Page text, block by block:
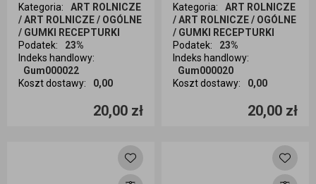
Kategoria:
ART ROLNICZE
/ ART ROLNICZE / OGÓLNE
/ GUMKI RECEPTURKI
Podatek:
23%
Indeks handlowy:
Gum000022
Koszt dostawy: 0,00
20,00 zł
Jednostka
Ilość sztuk
Kategoria:
ART ROLNICZE
/ ART ROLNICZE / OGÓLNE
/ GUMKI RECEPTURKI
Podatek:
23%
Indeks handlowy:
Gum000020
Koszt dostawy: 0,00
20,00 zł
Ilość sztuk